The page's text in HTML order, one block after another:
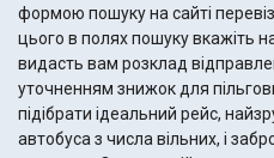
формою пошуку на сайті
цього в полях пошуку вкажіть
видасть вам розклад
уточненням знижок для пільговиків. Ви одразу
підібрати ідеальний рейс,
автобуса з числа вільних, і